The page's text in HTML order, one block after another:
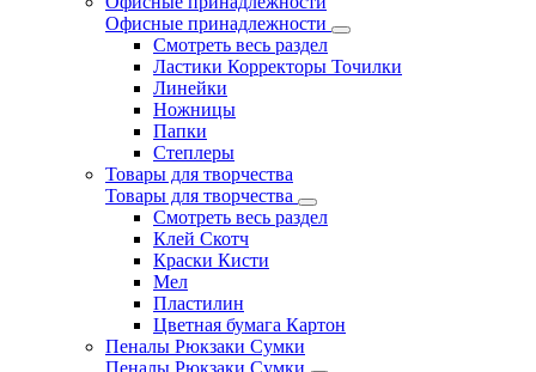
Офисные принадлежности
Смотреть весь раздел
Ластики Корректоры Точилки
Линейки
Ножницы
Папки
Степлеры
Товары для творчества
Товары для творчества
Смотреть весь раздел
Клей Скотч
Краски Кисти
Мел
Пластилин
Цветная бумага Картон
Пеналы Рюкзаки Сумки
Пеналы Рюкзаки Сумки